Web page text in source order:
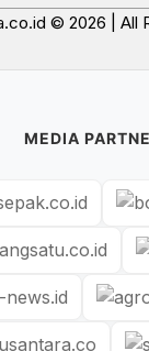
© 2026 | All
MEDIA